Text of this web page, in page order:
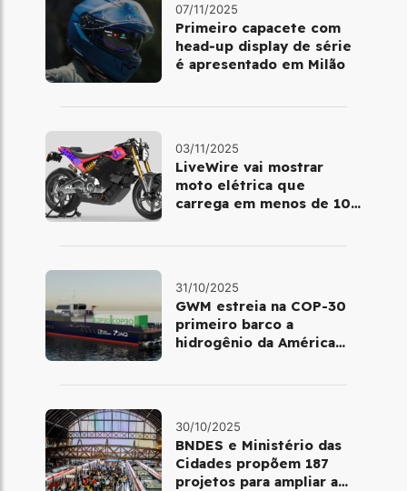
07/11/2025
Primeiro capacete com
head‑up display de série
é apresentado em Milão
03/11/2025
LiveWire vai mostrar
moto elétrica que
carrega em menos de 10
31/10/2025
GWM estreia na COP-30
primeiro barco a
hidrogênio da América
30/10/2025
BNDES e Ministério das
Cidades propõem 187
projetos para ampliar a